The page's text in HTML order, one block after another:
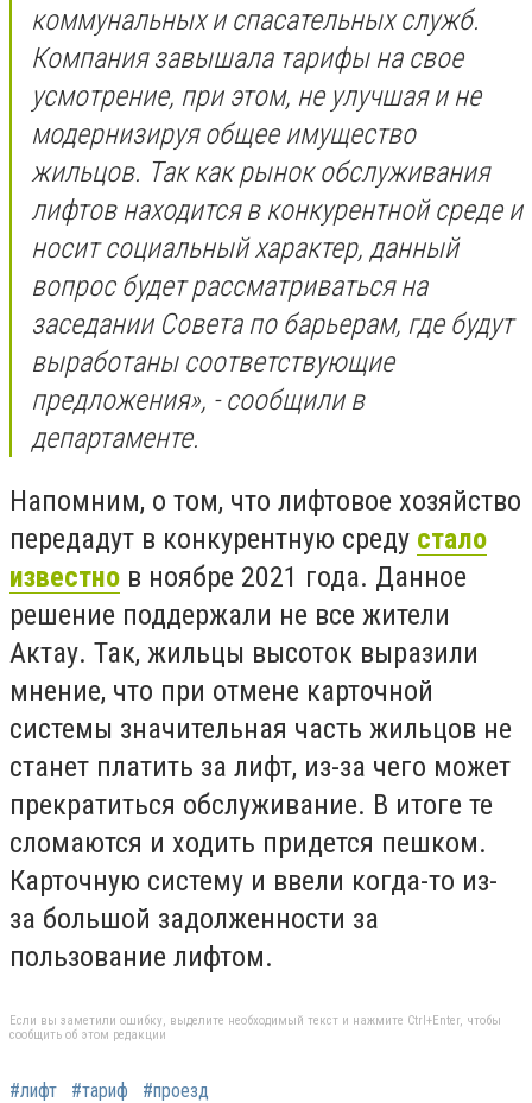
коммунальных и спасательных служб.
Компания завышала тарифы на свое
усмотрение, при этом, не улучшая и не
модернизируя общее имущество
жильцов. Так как рынок обслуживания
лифтов находится в конкурентной среде и
носит социальный характер, данный
вопрос будет рассматриваться на
заседании Совета по барьерам, где будут
выработаны соответствующие
предложения», - сообщили в
департаменте.
Напомним, о том, что лифтовое хозяйство
передадут в конкурентную среду стало
известно в ноябре 2021 года. Данное
решение поддержали не все жители
Актау. Так, жильцы высоток выразили
мнение, что при отмене карточной
системы значительная часть жильцов не
станет платить за лифт, из-за чего может
прекратиться обслуживание. В итоге те
сломаются и ходить придется пешком.
Карточную систему и ввели когда-то из-
за большой задолженности за
пользование лифтом.
Если вы заметили ошибку, выделите необходимый текст и нажмите Ctrl+Enter, чтобы
сообщить об этом редакции
#лифт #тариф #проезд